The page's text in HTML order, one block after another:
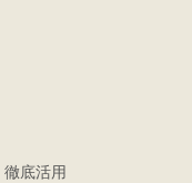
底活用